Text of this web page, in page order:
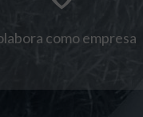
como empresa